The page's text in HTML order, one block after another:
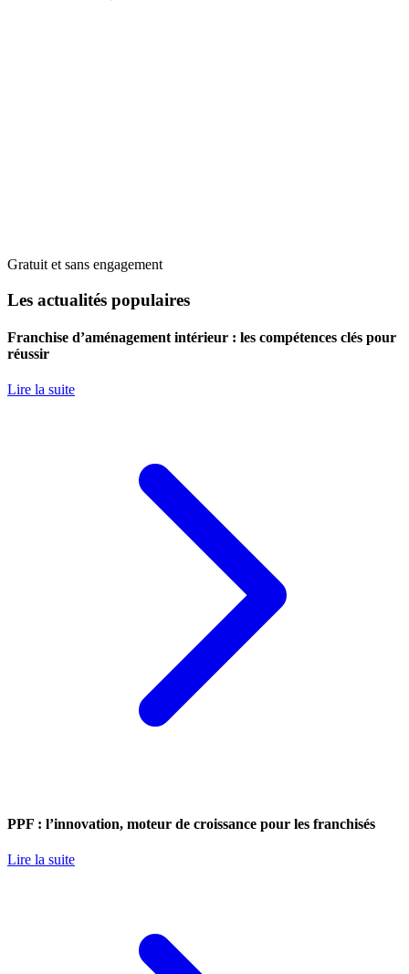
Gratuit et sans engagement
Les actualités populaires
Franchise d’aménagement intérieur : les compétences clés pour
réussir
Lire la suite
PPF : l’innovation, moteur de croissance pour les franchisés
Lire la suite